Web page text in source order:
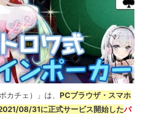
カチェ）」は、 PCブラウザ・スマホ
08/31に正式サービス開始したバ